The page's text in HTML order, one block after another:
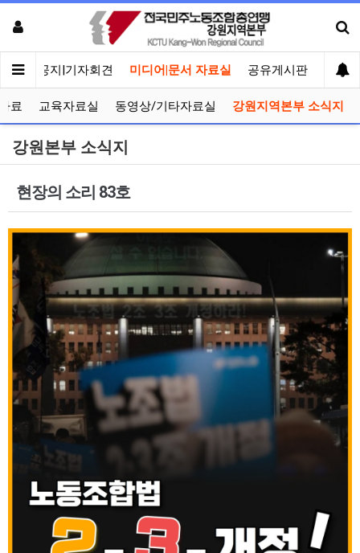
인 공지|기자회견 미디어|문서 자료실 공유게시판 선거
료 교육자료실 동영상/기타자료실 강원지역본부 소식지
강원본부 소식지
현장의 소리 83호